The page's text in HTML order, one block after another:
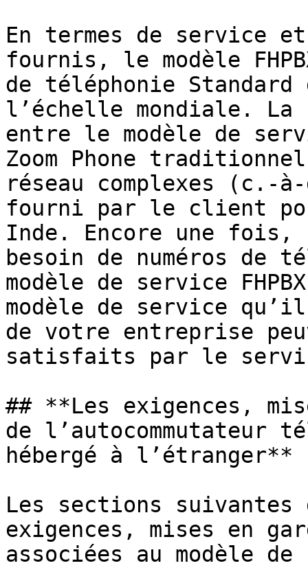
En termes de service
fournis, le modèle
de téléphonie Standard
l’échelle mondiale.
entre le modèle de
Zoom Phone
réseau complexes (c.-
fourni par le client
Inde. Encore une
besoin de numéros de
modèle de service
modèle de service
de votre entreprise
satisfaits par le
## **Les exigences,
de l’autocommutateur
hébergé à l’étranger**
Les sections
exigences, mises en
associées au modèle de